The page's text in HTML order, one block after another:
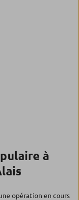
à
opération en cours